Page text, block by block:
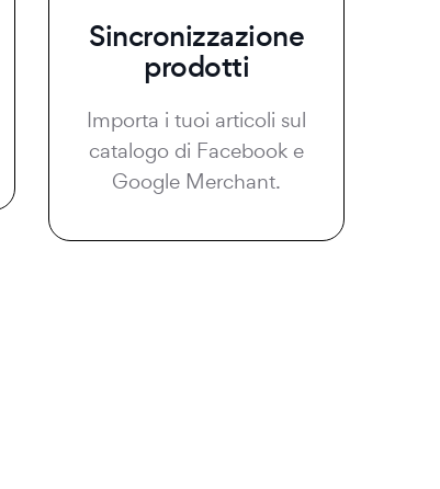
Sincronizzazione
prodotti
Importa i tuoi articoli sul
catalogo di Facebook e
Google Merchant.